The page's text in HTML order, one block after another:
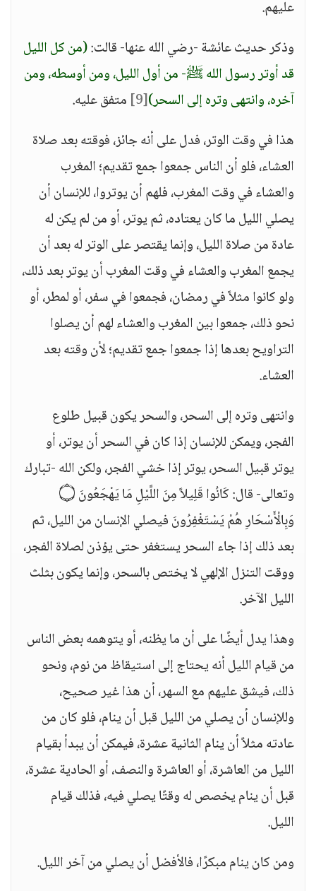
عليهم.
وذكر حديث عائشة -رضي الله عنها- قالت:(من كل الليل
قد أوتر رسول الله ﷺ- من أول الليل، ومن أوسطه، ومن
آخره، وانتهى وتره إلى السحر)[9]
متفق عليه.
هذا في وقت الوتر، فدل على أنه جائز، فوقته بعد صلاة
العشاء، فلو أن الناس جمعوا جمع تقديم؛ المغرب
والعشاء في وقت المغرب، فلهم أن يوتروا، للإنسان أن
يصلي الليل ما كان يعتاده، ثم يوتر، أو من لم يكن له
عادة من صلاة الليل، وإنما يقتصر على الوتر له بعد أن
يجمع المغرب والعشاء في وقت المغرب أن يوتر بعد ذلك،
ولو كانوا مثلاً في رمضان، فجمعوا في سفر، أو لمطر، أو
نحو ذلك، جمعوا بين المغرب والعشاء لهم أن يصلوا
التراويح بعدها إذا جمعوا جمع تقديم؛ لأن وقته بعد
العشاء.
وانتهى وتره إلى السحر، والسحر يكون قبيل طلوع
الفجر، ويمكن للإنسان إذا كان في السحر أن يوتر، أو
يوتر قبيل السحر، يوتر إذا خشي الفجر، ولكن الله -تبارك
وتعالى- قال: كَانُوا قَلِيلاً مِنَ اللَّيْلِ مَا يَهْجَعُونَ ۝
وَبِالْأَسْحَارِ هُمْ يَسْتَغْفِرُونَ فيصلي الإنسان من الليل، ثم
بعد ذلك إذا جاء السحر يستغفر حتى يؤذن لصلاة الفجر،
ووقت التنزل الإلهي لا يختص بالسحر، وإنما يكون بثلث
الليل الآخر.
وهذا يدل أيضًا على أن ما يظنه، أو يتوهمه بعض الناس
من قيام الليل أنه يحتاج إلى استيقاظ من نوم، ونحو
ذلك، فيشق عليهم مع السهر، أن هذا غير صحيح،
وللإنسان أن يصلي من الليل قبل أن ينام، فلو كان من
عادته مثلاً أن ينام الثانية عشرة، فيمكن أن يبدأ بقيام
الليل من العاشرة، أو العاشرة والنصف، أو الحادية عشرة،
قبل أن ينام يخصص له وقتًا يصلي فيه، فذلك قيام
الليل.
ومن كان ينام مبكرًا، فالأفضل أن يصلي من آخر الليل.